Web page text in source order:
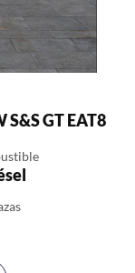
S&S GT EAT8